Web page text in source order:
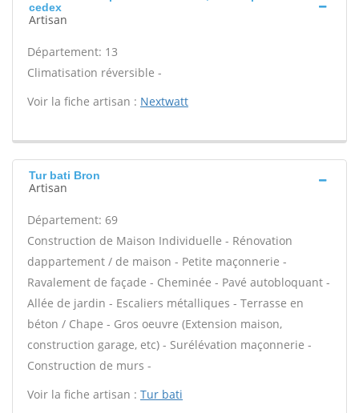
cedex
Artisan
Département: 13
Climatisation réversible -
Voir la fiche artisan : Nextwatt
Tur bati Bron
Artisan
Département: 69
Construction de Maison Individuelle - Rénovation
dappartement / de maison - Petite maçonnerie -
Ravalement de façade - Cheminée - Pavé autobloquant -
Allée de jardin - Escaliers métalliques - Terrasse en
béton / Chape - Gros oeuvre (Extension maison,
construction garage, etc) - Surélévation maçonnerie -
Construction de murs -
Voir la fiche artisan : Tur bati